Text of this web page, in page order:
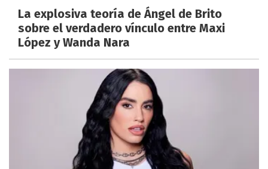
La explosiva teoría de Ángel de Brito
sobre el verdadero vínculo entre Maxi
López y Wanda Nara